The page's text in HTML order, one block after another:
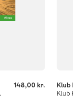
148,00 kr.
Klub